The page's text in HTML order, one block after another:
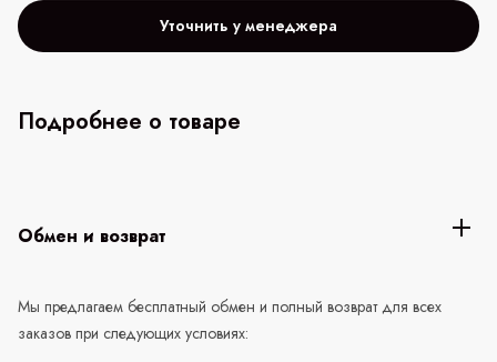
Уточнить у менеджера
Подробнее о товаре
Обмен и возврат
Мы предлагаем бесплатный обмен и полный возврат для всех
заказов при следующих условиях: